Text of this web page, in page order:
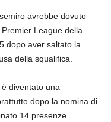
avrebbe dovuto
League della
dopo aver saltato la
della squalifica.
è diventato una
dopo la nomina di
14 presenze